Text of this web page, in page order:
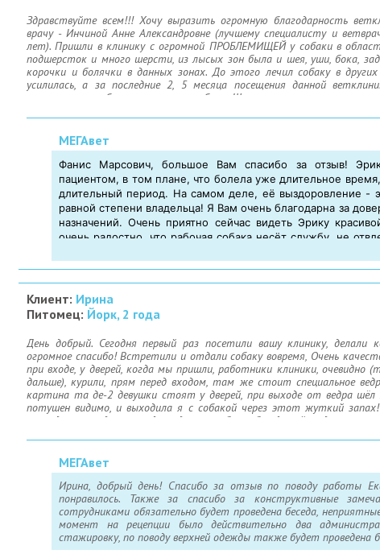
Здравствуйте всем!!! Хочу выразить огромную благодарность
врачу - Инчиной Анне Александровне (лучшему специалисту и
лет). Пришли в клинику с огромной ПРОБЛЕМИЩЕЙ у собаки в
подшерсток и много шерсти, из лысых зон была и шея, уши, бока,
корочки и болячки в данных зонах. До этого лечил собаку в
усилилась, а за последние 2, 5 месяца посещения данной
поставили в рабочее состояние собаку. Шерсть вновь выросла,
сказать спасибо и грамотным специалистам и вежливому
нижесказанные отзывы. Всегда встречали с улыбкой и добротой.
собаку, за то что Анна Александровна несмотря на изобилие
помнила про нас и нашу проблему, помогла преодолеть тяжелую
МЕГАвет
Фанис Марсович, большое Вам спасибо за отзыв!
пациентом, в том плане, что болела уже длительное
длительный период. На самом деле, её выздоровление -
равной степени владельца! Я Вам очень благодарна за
назначений. Очень приятно сейчас видеть Эрику
очень радостно, что рабочая собака несёт службу, не
ценность профессии ветеринарного врача. С уважением,
Клиент: Ирина
Питомец: Йорк, 2 года
День добрый. Сегодня первый раз посетили вашу клинику, делали
огромное спасибо! Встретили и отдали собаку вовремя, Очень
при входе, у дверей, когда мы пришли, работники клиники,
дальше), курили, прям перед входом, там же стоит специальное
картина та де-2 девушки стоят у дверей, при выходе от ведра
потушен видимо, и выходила я с собакой через этот жуткий
приходят, и с детьми идут, да хоть бы и без детей, я думаю
руководство проведёт беседу с персоналом! И еще- на
животинку, у меня попросили оплату, меня это очень удивило.
МЕГАвет
Ирина, добрый день! Спасибо за отзыв по поводу работы
понравилось. Также за спасибо за конструктивные
сотрудниками обязательно будет проведена беседа,
момент на рецепции было действительно два
стажировку, по поводу верхней одежды также будет проведена